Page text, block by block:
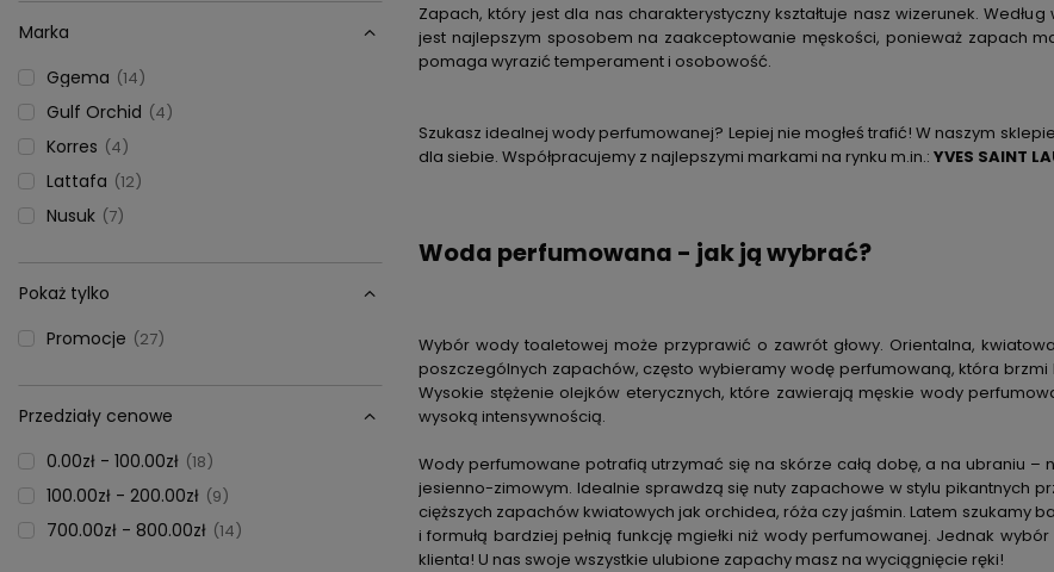
Marka
Ggema
14
Gulf Orchid 4
Korres 4
Lattafa 12
Nusuk 7
Pokaż tylko
Promocje
27
Przedziały cenowe
0.00zł - 100.00zł 18
100.00zł - 200.00zł 9
700.00zł - 800.00zł 14
Zapach, który jest dla nas charakterystyczny kształtuje nasz wizerunek.
jest najlepszym sposobem na zaakceptowanie męskości, ponieważ zapach
pomaga wyrazić temperament i osobowość.
Szukasz idealnej wody perfumowanej? Lepiej nie mogłeś trafić! W naszym
dla siebie. Współpracujemy z najlepszymi markami na rynku m.in.: YVES SAINT
Woda perfumowana - jak ją wybrać?
Wybór wody toaletowej może przyprawić o zawrót głowy. Orientalna,
poszczególnych zapachów, często wybieramy wodę perfumowaną, która
Wysokie stężenie olejków eterycznych, które zawierają męskie wody
wysoką intensywnością.
Wody perfumowane potrafią utrzymać się na skórze całą dobę, a na ubraniu
jesienno-zimowym. Idealnie sprawdzą się nuty zapachowe w stylu pikantnych
cięższych zapachów kwiatowych jak orchidea, róża czy jaśmin. Latem szukamy
i formułą bardziej pełnią funkcję mgiełki niż wody perfumowanej. Jednak
klienta! U nas swoje wszystkie ulubione zapachy masz na wyciągnięcie ręki!